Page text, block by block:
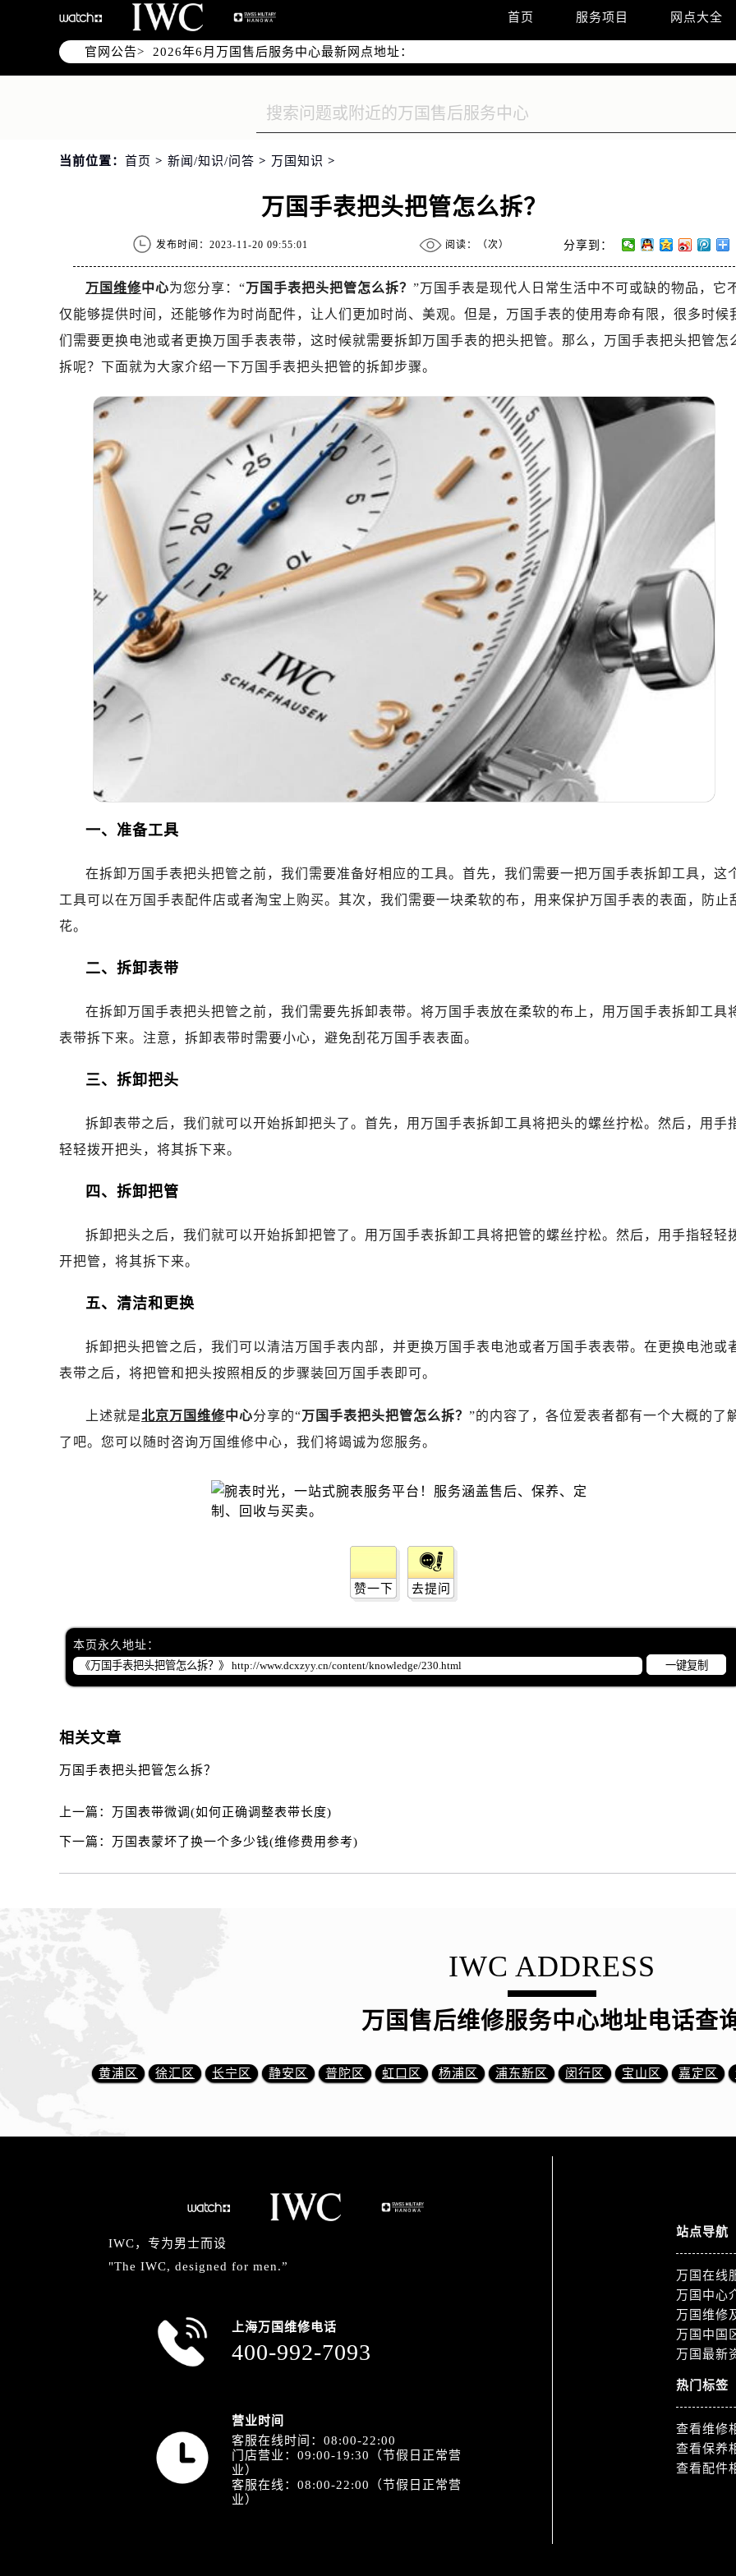
首页 服务项目 网点大全
官网公告>
2026年6月万国上海市售后服务网络优化升级公告
2026年6月上海市万国官方售后客户服务热线：400-992-7093
2026年6月万国售后服务中心最新网点地址：
上海市徐汇区虹桥路3号港汇中心写字楼2座37层3705室（需提前预约）
上海市黄浦区南京东路299号宏伊国际广场写字楼8层806室万国售后服务中心（需提前预约）
节假日正常营业！
当前位置： 首页 > 新闻/知识/问答 > 万国知识 >
万国手表把头把管怎么拆？
发布时间：2023-11-20 09:55:01 阅读：（次） 分享到：
万国维修中心为您分享：“万国手表把头把管怎么拆？ ”万国手表是现代人日常生活中不可或缺的物品，它
仅能够提供时间，还能够作为时尚配件，让人们更加时尚、美观。但是，万国手表的使用寿命有限，很多时候
们需要更换电池或者更换万国手表表带，这时候就需要拆卸万国手表的把头把管。那么，万国手表把头把管怎
拆呢？下面就为大家介绍一下万国手表把头把管的拆卸步骤。
一、准备工具
在拆卸万国手表把头把管之前，我们需要准备好相应的工具。首先，我们需要一把万国手表拆卸工具，这
工具可以在万国手表配件店或者淘宝上购买。其次，我们需要一块柔软的布，用来保护万国手表的表面，防止
花。
二、拆卸表带
在拆卸万国手表把头把管之前，我们需要先拆卸表带。将万国手表放在柔软的布上，用万国手表拆卸工具
表带拆下来。注意，拆卸表带时需要小心，避免刮花万国手表表面。
三、拆卸把头
拆卸表带之后，我们就可以开始拆卸把头了。首先，用万国手表拆卸工具将把头的螺丝拧松。然后，用手
轻轻拨开把头，将其拆下来。
四、拆卸把管
拆卸把头之后，我们就可以开始拆卸把管了。用万国手表拆卸工具将把管的螺丝拧松。然后，用手指轻轻
开把管，将其拆下来。
五、清洁和更换
拆卸把头把管之后，我们可以清洁万国手表内部，并更换万国手表电池或者万国手表表带。在更换电池或
表带之后，将把管和把头按照相反的步骤装回万国手表即可。
上述就是北京万国维修中心分享的“万国手表把头把管怎么拆？ ”的内容了，各位爱表者都有一个大概的了
了吧。您可以随时咨询万国维修中心，我们将竭诚为您服务。
赞一下 去提问
本页永久地址：
一键复制
相关文章
万国手表把头把管怎么拆？
上一篇： 万国表带微调(如何正确调整表带长度)
下一篇： 万国表蒙坏了换一个多少钱(维修费用参考)
IWC ADDRESS
万国售后维修服务中心地址电话查
黄浦区 徐汇区 长宁区 静安区 普陀区 虹口区 杨浦区 浦东新区 闵行区 宝山区 嘉定区
IWC，专为男士而设
"The IWC, designed for men.”
上海万国维修电话
400-992-7093
营业时间
客服在线时间：08:00-22:00
门店营业：09:00-19:30（节假日正常营
业）
客服在线：08:00-22:00（节假日正常营
业）
站点导航
万国在线
万国中心
万国维修
万国中国
万国最新
热门标签
查看维修
查看保养
查看配件